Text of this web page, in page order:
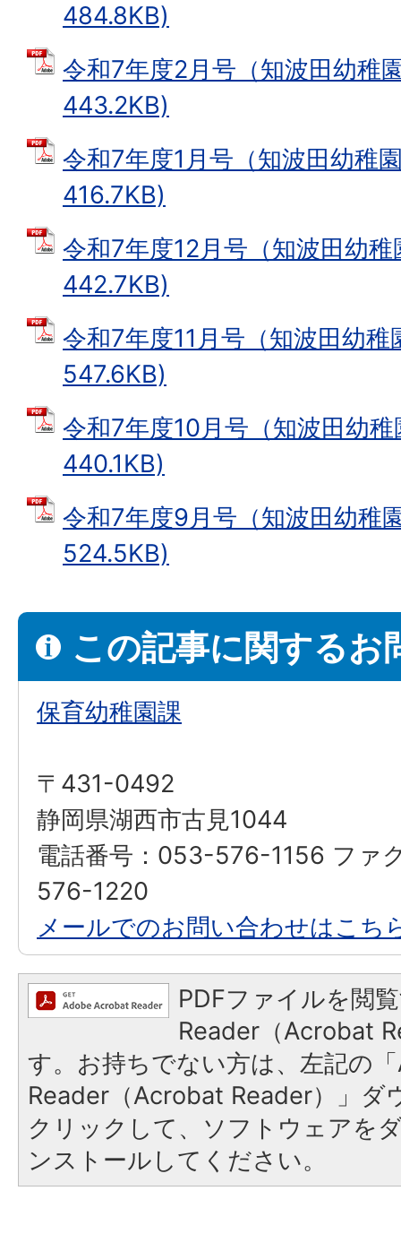
484.8KB)
令和7年度2月号（知波田幼稚
443.2KB)
令和7年度1月号（知波田幼稚
416.7KB)
令和7年度12月号（知波田幼
442.7KB)
令和7年度11月号（知波田幼
547.6KB)
令和7年度10月号（知波田幼
440.1KB)
令和7年度9月号（知波田幼稚
524.5KB)
この記事に関するお
保育幼稚園課
〒431-0492
静岡県湖西市古見1044
電話番号：053-576-1156 ファ
576-1220
メールでのお問い合わせはこち
PDFファイルを閲
Reader（Acrobat
す。お持ちでない方は、左記の
Reader（Acrobat Reader）」ダ
クリックして、ソフトウェアを
ンストールしてください。